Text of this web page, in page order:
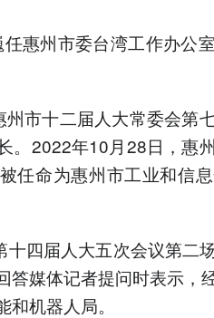
惠州市委台湾工作办公
市十二届人大常委会第
。2022年10月28日，‌惠
任命为惠州市工业和信
十四届人大五次会议第二
答媒体记者提问时表示，
机器人局。